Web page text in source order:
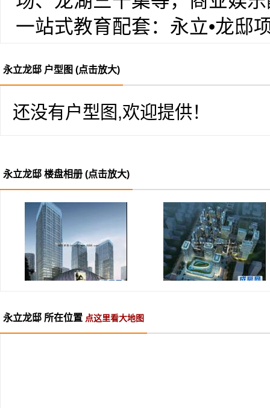
一站式教育配套：永立•龙邸
子科技大学、成都理工大学
郁，为您的孩子提供家门口
项目精品配套：项目配套有
品农贸超市、品质幼儿园、
馆、健身馆、SPA等）,一个
至。
项目配套有数十万平方米“
永立龙邸 户型图 (点击放大)
还没有户型图,欢迎提供！
永立龙邸 楼盘相册 (点击放大)
永立龙邸 所在位置 点这里看大地图